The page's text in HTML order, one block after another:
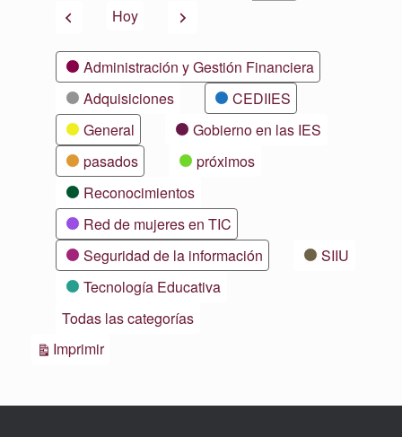
AnteriorHoy Siguiente
CategoríasAdministración y Gestión Financiera
Adquisiciones
CEDIIES
General
Gobierno en las IES
pasados
próximos
Reconocimientos
Red de mujeres en TIC
Seguridad de la información
SIIU
Tecnología Educativa
Todas las categorías
ImprimirVistas